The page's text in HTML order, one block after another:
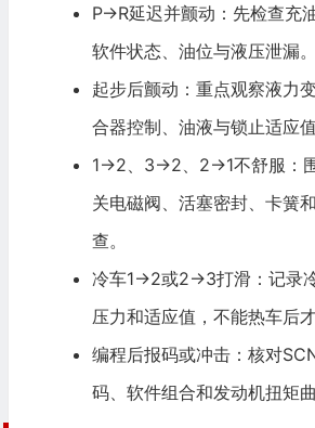
P→R延迟并颤动：先检查充
软件状态、油位与液压泄漏。
起步后颤动：重点观察液力
合器控制、油液与锁止适应值
1→2、3→2、2→1不舒服：
关电磁阀、活塞密封、卡簧
查。
冷车1→2或2→3打滑：记录
压力和适应值，不能热车后才
编程后报码或冲击：核对
码、软件组合和发动机扭矩曲